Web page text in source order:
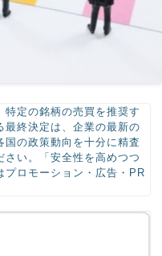
定の銘柄の売買を推奨す
最終決定は、企業の最新の
の政策動向を十分に精査
さい。「安全性を高めつつ
プロモーション・広告・PR